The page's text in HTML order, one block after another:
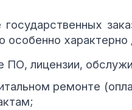
характерно
лицензии,
ремонте